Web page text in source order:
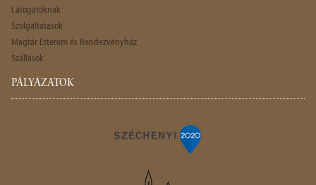
Látogatóknak
Szolgáltatások
Magtár Étterem és Rendezvényház
Szállások
PÁLYÁZATOK